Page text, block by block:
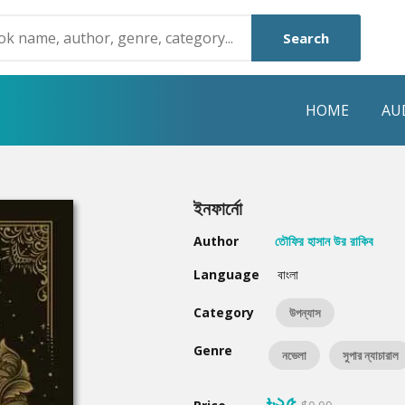
Search
HOME
Humayun Ahmed
Mouri Morium
Hot & New
ইনফার্নো
Author
তৌফির হাসান উর রাকিব
Language
বাংলা
Category উপন্যাস
Genre নভেলা সুপার ন্যাচারাল